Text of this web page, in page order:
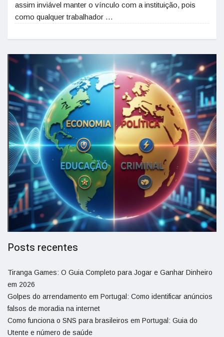
assim inviável manter o vínculo com a instituição, pois
como qualquer trabalhador …
Posts recentes
Tiranga Games: O Guia Completo para Jogar e Ganhar Dinheiro
em 2026
Golpes do arrendamento em Portugal: Como identificar anúncios
falsos de moradia na internet
Como funciona o SNS para brasileiros em Portugal: Guia do
Utente e número de saúde